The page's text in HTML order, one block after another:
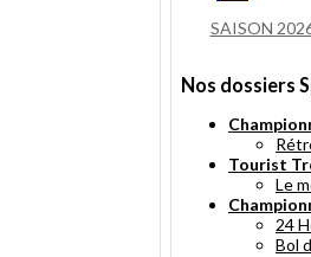
SAISON
Nos dossiers
Tourist
Le
24
Bol